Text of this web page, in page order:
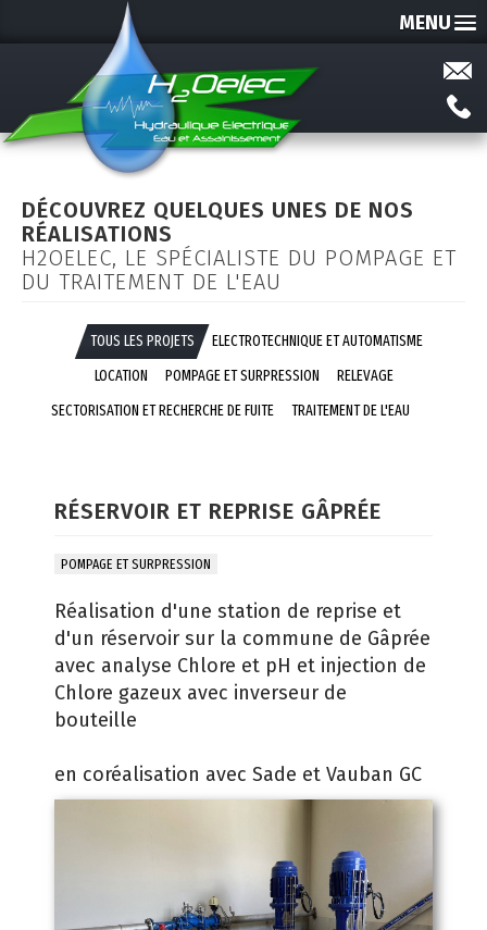
MENU
DÉCOUVREZ QUELQUES UNES DE NOS
RÉALISATIONS
H2OELEC, LE SPÉCIALISTE DU POMPAGE ET
DU TRAITEMENT DE L'EAU
TOUS LES PROJETS
ELECTROTECHNIQUE ET AUTOMATISME
LOCATION
POMPAGE ET SURPRESSION
RELEVAGE
SECTORISATION ET RECHERCHE DE FUITE
TRAITEMENT DE L'EAU
RÉSERVOIR ET REPRISE GÂPRÉE
POMPAGE ET SURPRESSION
Réalisation d'une station de reprise et
d'un réservoir sur la commune de Gâprée
avec analyse Chlore et pH et injection de
Chlore gazeux avec inverseur de
bouteille
en coréalisation avec Sade et Vauban GC